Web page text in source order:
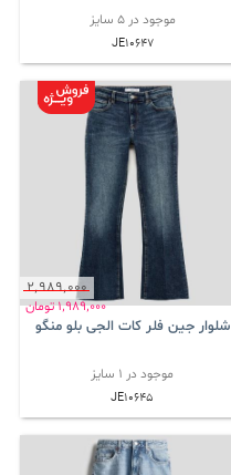
موجود در 5 سایز
JE10647
2٬989٬000
1٬989٬000تومان
شلوار جین فلر کات الجی بلو منگو
موجود در 1 سایز
JE10645